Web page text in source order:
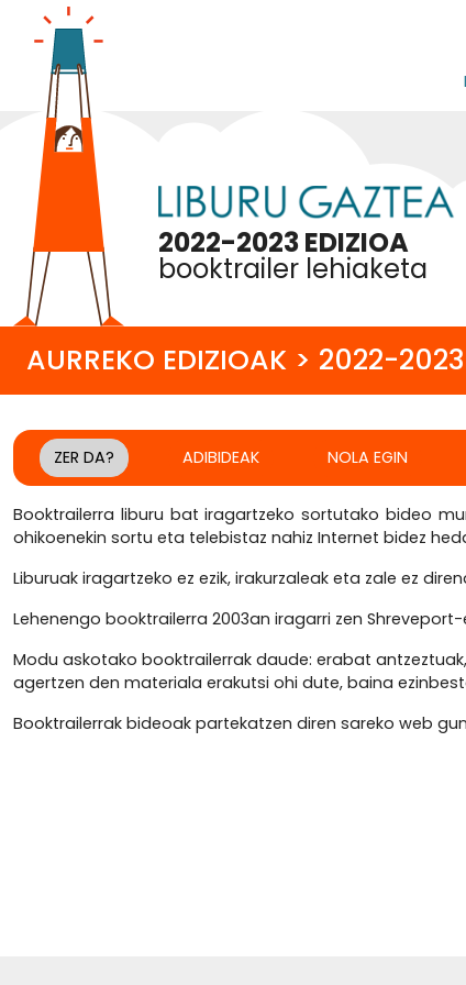
2022-2023 EDIZIOA
booktrailer lehiaketa
AURREKO EDIZIOAK > 2022-2023
ZER DA? ADIBIDEAK NOLA EGIN
Booktrailerra liburu bat iragartzeko sortutako bideo
ohikoenekin sortu eta telebistaz nahiz Internet bidez
Liburuak iragartzeko ez ezik, irakurzaleak eta zale ez
Lehenengo booktrailerra 2003an iragarri zen
Modu askotako booktrailerrak daude: erabat
agertzen den materiala erakutsi ohi dute, baina
Booktrailerrak bideoak partekatzen diren sareko web